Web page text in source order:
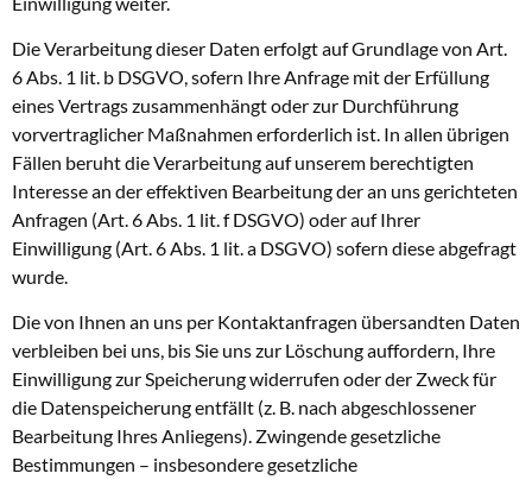
Die Verarbeitung dieser Daten erfolgt auf Grundlage von Art.
6 Abs. 1 lit. b DSGVO, sofern Ihre Anfrage mit der Erfüllung
eines Vertrags zusammenhängt oder zur Durchführung
vorvertraglicher Maßnahmen erforderlich ist. In allen übrigen
Fällen beruht die Verarbeitung auf unserem berechtigten
Interesse an der effektiven Bearbeitung der an uns gerichteten
Anfragen (Art. 6 Abs. 1 lit. f DSGVO) oder auf Ihrer
Einwilligung (Art. 6 Abs. 1 lit. a DSGVO) sofern diese abgefragt
wurde.
Die von Ihnen an uns per Kontaktanfragen übersandten Daten
verbleiben bei uns, bis Sie uns zur Löschung auffordern, Ihre
Einwilligung zur Speicherung widerrufen oder der Zweck für
die Datenspeicherung entfällt (z. B. nach abgeschlossener
Bearbeitung Ihres Anliegens). Zwingende gesetzliche
Bestimmungen – insbesondere gesetzliche